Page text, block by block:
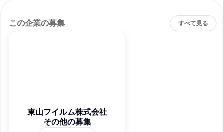
この企業の募集 すべて見る
東山フイルム株式会社
その他の募集